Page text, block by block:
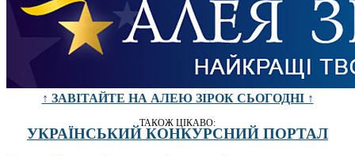
↑ ЗАВІТАЙТЕ НА АЛЕЮ ЗІРОК СЬОГОДНІ ↑
ТАКОЖ ЦІКАВО:
УКРАЇНСЬКИЙ КОНКУРСНИЙ ПОРТАЛ